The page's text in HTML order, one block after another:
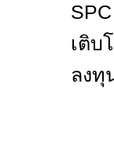
เติบ
ลงทุ